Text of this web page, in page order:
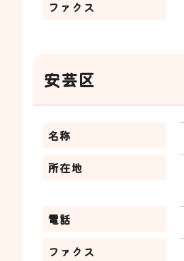
ファクス
安芸区
名称
所在地
電話
ファクス